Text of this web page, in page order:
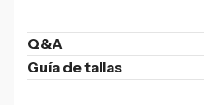
Q&A
Guía de tallas